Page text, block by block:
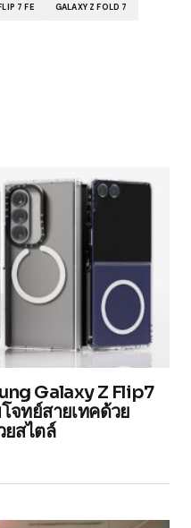
7 FE GALAXY Z FOLD 7
*
website in this
I comment.
Galaxy Z Flip7
จทย์สายเทคด้วย
ยสไตล์